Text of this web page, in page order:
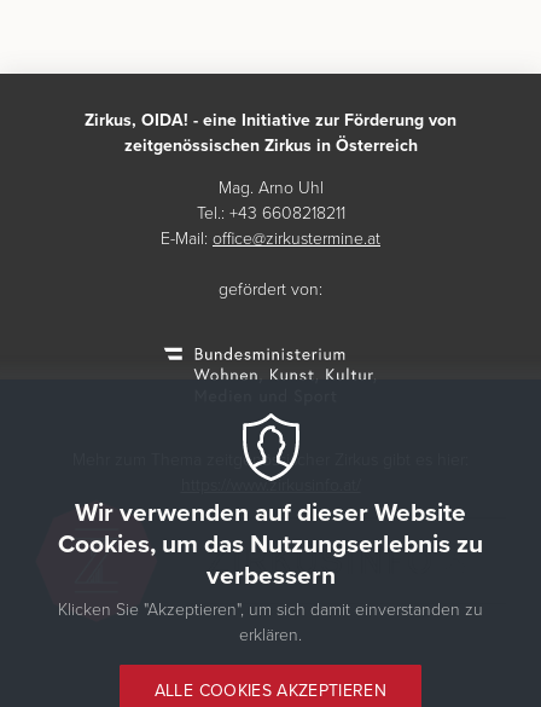
Zirkus, OIDA! - eine Initiative zur Förderung von
zeitgenössischen Zirkus in Österreich
Mag. Arno Uhl
Tel.: +43 6608218211
E-Mail: office@zirkustermine.at
gefördert von:
Mehr zum Thema zeitgenössischer Zirkus gibt es hier:
https://www.zirkusinfo.at/
Wir verwenden auf dieser Website
Cookies, um das Nutzungserlebnis zu
verbessern
Klicken Sie "Akzeptieren", um sich damit einverstanden zu
erklären.
ALLE COOKIES AKZEPTIEREN